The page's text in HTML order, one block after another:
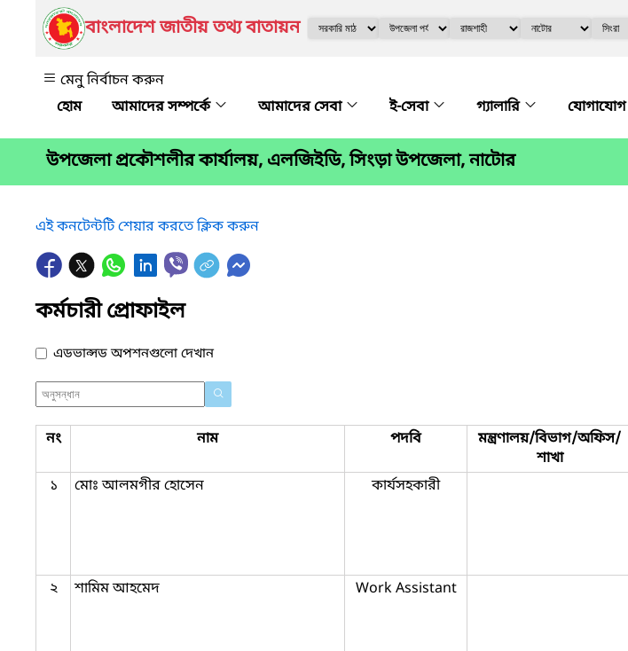
বাংলাদেশ জাতীয় তথ্য বাতায়ন
মেনু নির্বাচন করুন
আমাদের সম্পর্কে
আমাদের সেবা ই-সেবা গ্যালারি যোগাযোগ
উপজেলা প্রকৌশলীর কার্যালয়, এলজিইডি, সিংড়া উপজেলা, নাটোর
এই কনটেন্টটি শেয়ার করতে ক্লিক করুন
কর্মচারী প্রোফাইল
এডভান্সড অপশনগুলো দেখান
নং নাম পদবি
মন্ত্রণালয়/বিভাগ/অফিস/
শাখা
১ মোঃ আলমগীর হোসেন কার্যসহকারী
২ শামিম আহমেদ Work Assistant